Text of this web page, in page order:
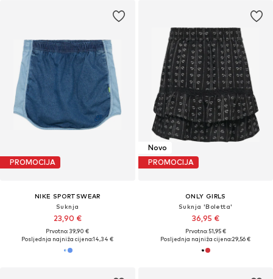
PROMOCIJA
NIKE SPORTSWEAR
Suknja
23,90 €
Prvotno: 39,90 €
Posljednja najniža cijena:14,34 €
Novo
PROMOCIJA
ONLY GIRLS
Suknja 'Boletta'
36,95 €
Prvotno: 51,95 €
Posljednja najniža cijena:29,56 €